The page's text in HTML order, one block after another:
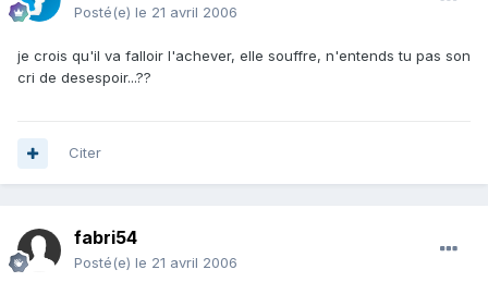
Posté(e) le 21 avril 2006
je crois qu'il va falloir l'achever, elle souffre, n'entends tu pas son
cri de desespoir...??
Citer
fabri54
Posté(e) le 21 avril 2006